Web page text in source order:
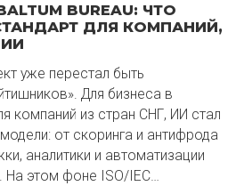
BUREAU: ЧТО
ДЛЯ КОМПАНИЙ,
уже перестал быть
Для бизнеса в
компаний из стран СНГ, ИИ стал
от скоринга и антифрода
аналитики и автоматизации
На этом фоне ISO/IEC…